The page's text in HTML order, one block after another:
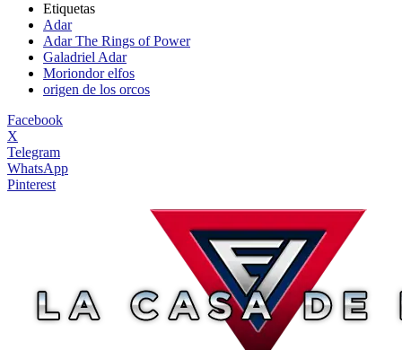
Etiquetas
Adar
Adar The Rings of Power
Galadriel Adar
Moriondor elfos
origen de los orcos
Facebook
X
Telegram
WhatsApp
Pinterest